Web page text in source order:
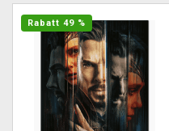
Rabatt 49 %